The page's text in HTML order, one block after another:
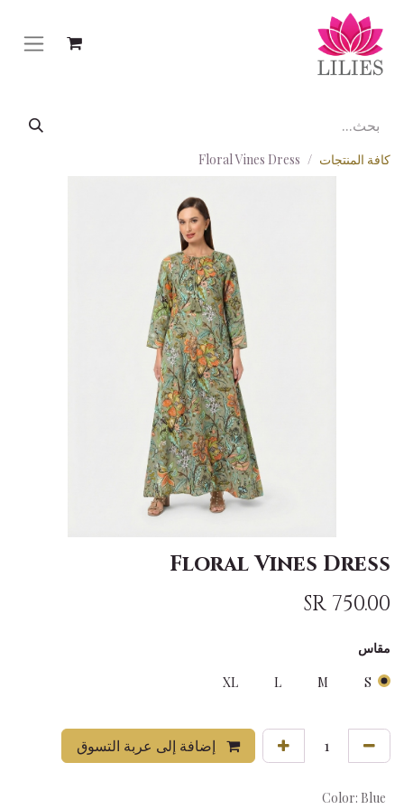
كافة المنتجات Floral Vines Dress
Floral Vines Dress
750.00
مقاس
S
M
L
XL
إضافة إلى عربة التسوق
Color: Blue